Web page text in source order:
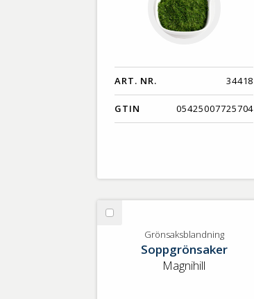
ART. NR. 34418
GTIN 05425007725704
Välj
Grönsaksblandning
Grönsaksblandning
Soppgrönsaker
Magnihill